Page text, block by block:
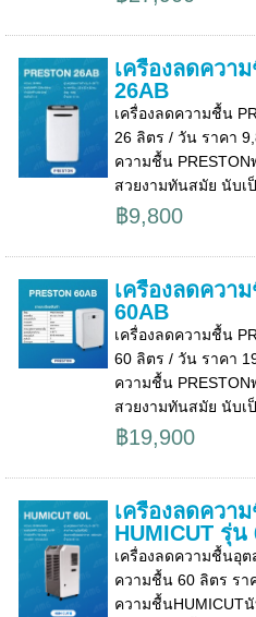
เครื่องลดควา
26AB
เครื่องลดความชื้น
26 ลิตร / วัน ราคา
ความชื้น
สวยงามทันสมัย นับเ
฿9,800
เครื่องลดควา
60AB
เครื่องลดความชื้น
60 ลิตร / วัน ราคา
ความชื้น
สวยงามทันสมัย นับเ
฿19,900
เครื่องลดควา
HUMICUT รุ่น
เครื่องลดความชื้นอุต
ความชื้น 60 ลิตร รา
ความชื้นHUMICUT